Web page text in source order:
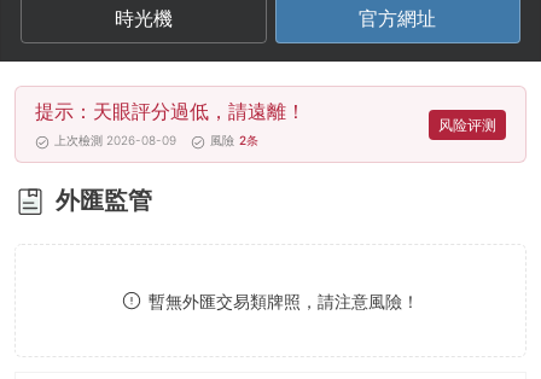
3
4
5
6
7
7
8
9
時光機 官方網址
提示：天眼評分過低，請遠離！
上次檢測 2026-08-09 風險 2条
风险评测
外匯監管
暫無外匯交易類牌照，請注意風險！